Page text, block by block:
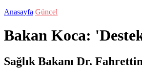
Anasayfa Güncel
Bakan Koca:
Sağlık Bakanı Dr.